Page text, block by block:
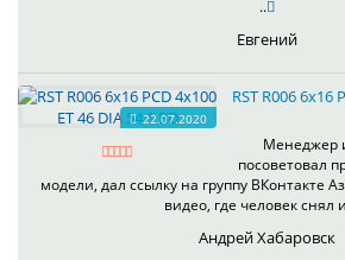
..
Евгений
22.07.2020
RST R006 6x16
Менеджер
посоветовал
модели, дал ссылку на группу ВКонтакте
видео, где человек снял
Андрей Хабаровск